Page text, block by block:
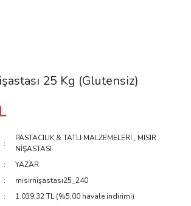
25 Kg (Glutensiz)
PASTACILIK & TATLI MALZEMELERİ , MISIR
NİŞASTASI
YAZAR
mısırnişastası25_240
1.039,32 TL (%5,00 havale indirimi)